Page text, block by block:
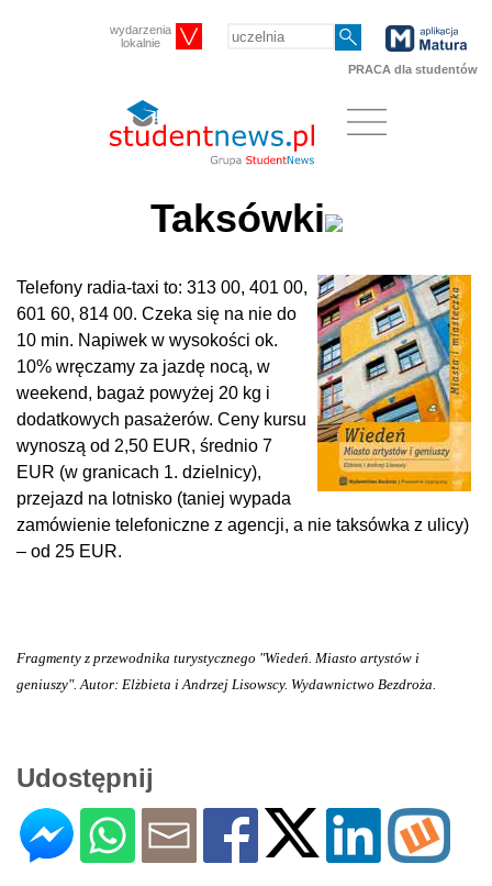
wydarzenia
lokalnie
PRACA dla studentów
Taksówki
Telefony radia-taxi to: 313 00, 401 00,
601 60, 814 00. Czeka się na nie do
10 min. Napiwek w wysokości ok.
10% wręczamy za jazdę nocą, w
weekend, bagaż powyżej 20 kg i
dodatkowych pasażerów. Ceny kursu
wynoszą od 2,50 EUR, średnio 7
EUR (w granicach 1. dzielnicy),
przejazd na lotnisko (taniej wypada
zamówienie telefoniczne z agencji, a nie taksówka z ulicy)
– od 25 EUR.
Fragmenty z przewodnika turystycznego "Wiedeń. Miasto artystów i
geniuszy". Autor: Elżbieta i Andrzej Lisowscy. Wydawnictwo Bezdroża.
Udostępnij